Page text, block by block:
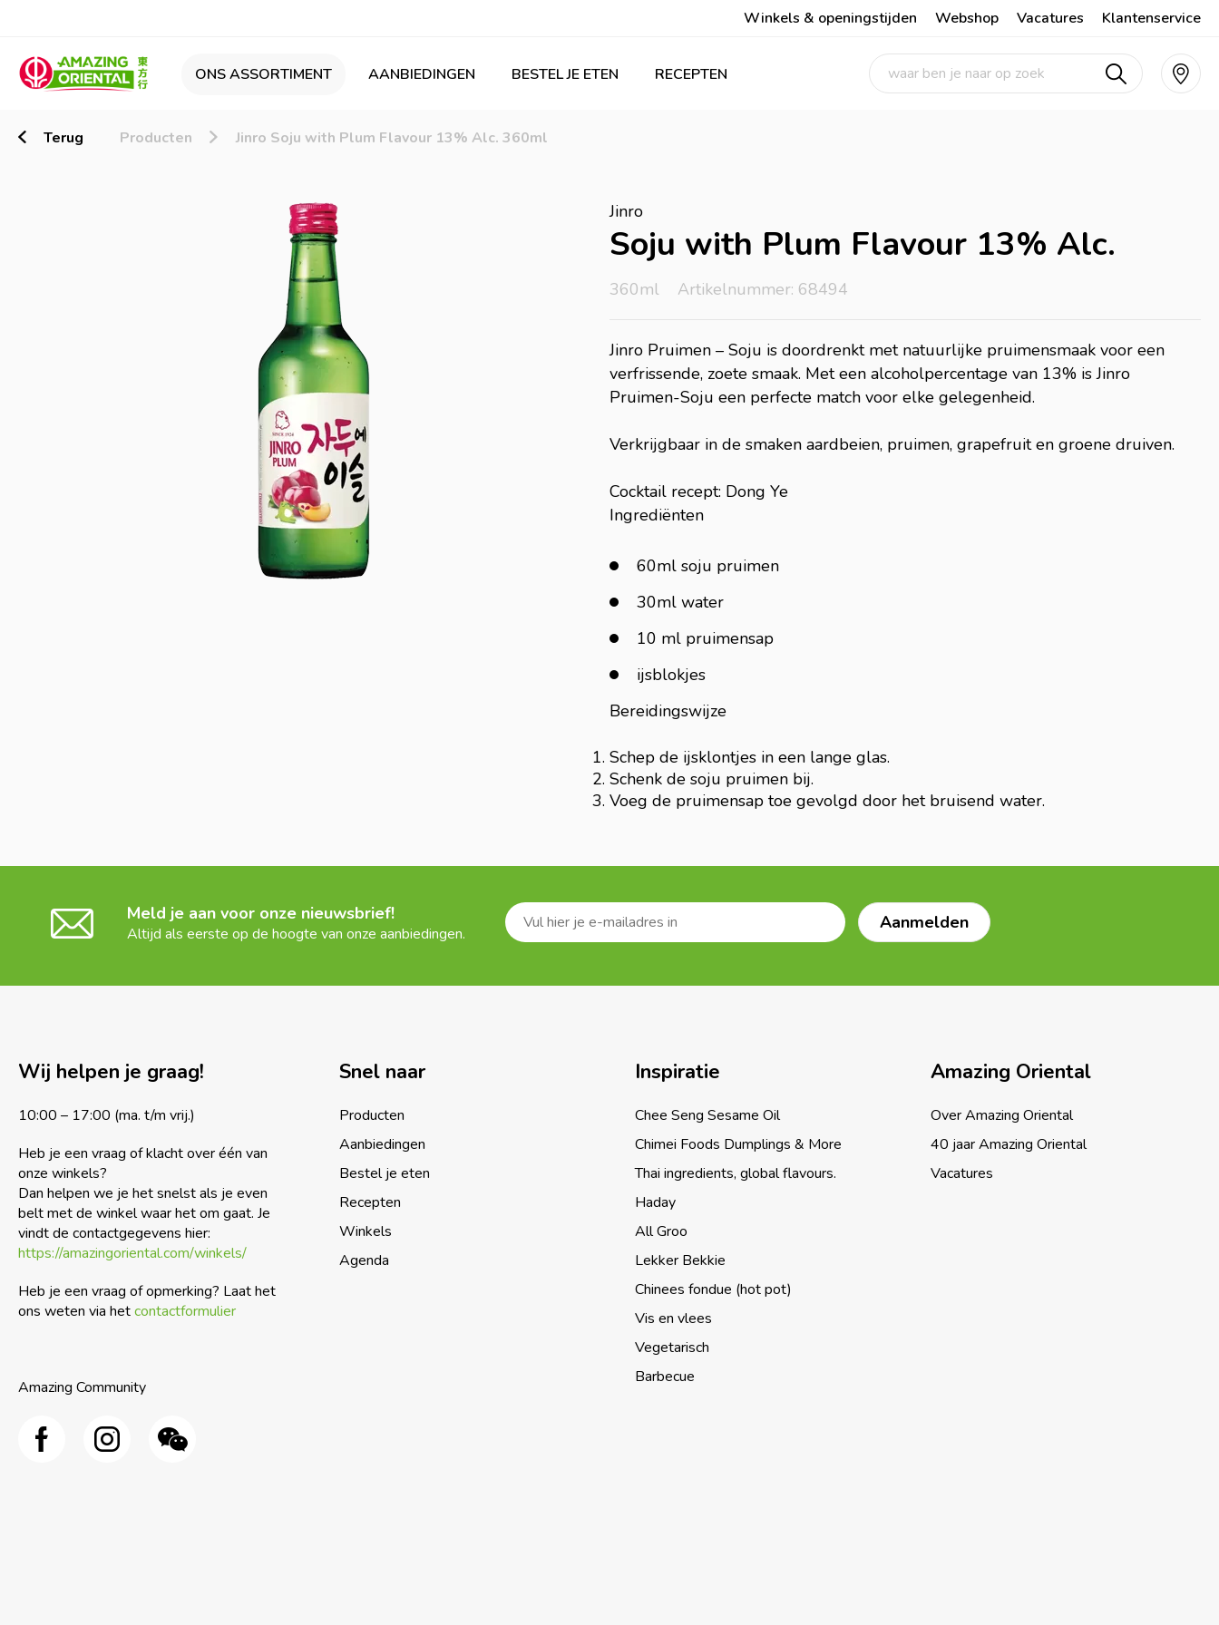
Winkels & openingstijden Webshop Vacatures Klantenservice
ONS ASSORTIMENT AANBIEDINGEN BESTEL JE ETEN RECEPTEN
Terug Producten Jinro Soju with Plum Flavour 13% Alc. 360ml
Jinro
Soju with Plum Flavour 13% Alc.
360ml Artikelnummer: 68494
Jinro Pruimen – Soju is doordrenkt met natuurlijke pruimensmaak voor een
verfrissende, zoete smaak. Met een alcoholpercentage van 13% is Jinro
Pruimen-Soju een perfecte match voor elke gelegenheid.
Verkrijgbaar in de smaken aardbeien, pruimen, grapefruit en groene druiven.
Cocktail recept: Dong Ye
Ingrediënten
60ml soju pruimen
30ml water
10 ml pruimensap
ijsblokjes
Bereidingswijze
Schep de ijsklontjes in een lange glas.
Schenk de soju pruimen bij.
Voeg de pruimensap toe gevolgd door het bruisend water.
Meld je aan voor onze nieuwsbrief!
Altijd als eerste op de hoogte van onze aanbiedingen.
Wij helpen je graag!
10:00 – 17:00 (ma. t/m vrij.)
Heb je een vraag of klacht over één van
onze winkels?
Dan helpen we je het snelst als je even
belt met de winkel waar het om gaat. Je
vindt de contactgegevens hier:
https://amazingoriental.com/winkels/
Heb je een vraag of opmerking? Laat het
ons weten via hetcontactformulier
Amazing Community
Snel naar
Producten
Aanbiedingen
Bestel je eten
Recepten
Winkels
Agenda
Inspiratie
Chee Seng Sesame Oil
Chimei Foods Dumplings & More
Thai ingredients, global flavours.
Haday
All Groo
Lekker Bekkie
Chinees fondue (hot pot)
Vis en vlees
Vegetarisch
Barbecue
Amazing Oriental
Over Amazing Oriental
40 jaar Amazing Oriental
Vacatures